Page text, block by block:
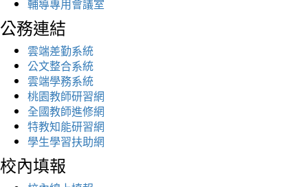
輔導專用會議室
公務連結
雲端差勤系統
公文整合系統
雲端學務系統
桃園教師研習網
全國教師進修網
特教知能研習網
學生學習扶助網
校內填報